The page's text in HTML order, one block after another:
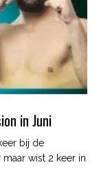
in Juni
bij de
wist 2 keer in